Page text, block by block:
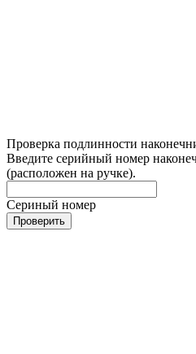
Проверка подлинности
Введите серийный номер
(расположен на ручке).
Сериный номер
Проверить